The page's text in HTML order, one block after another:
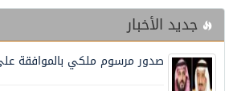
جديد الأخبار
صدور مرسوم ملكي بالموافقة